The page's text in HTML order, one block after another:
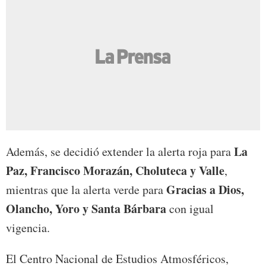
Además, se decidió extender la alerta roja paraLa
Paz, Francisco Morazán, Choluteca y Valle,
mientras que la alerta verde paraGracias a Dios,
Olancho, Yoro y Santa Bárbaracon igual
vigencia.
El Centro Nacional de Estudios Atmosféricos,